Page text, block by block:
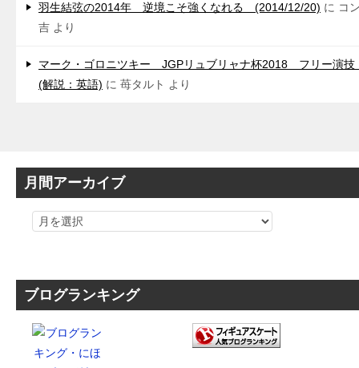
羽生結弦の2014年 逆境こそ強くなれる (2014/12/20) に コ
吉 より
マーク・ゴロニツキー JGPリュブリャナ杯2018 フリー演
(解説：英語) に 苺タルト より
月間アーカイブ
ブログランキング